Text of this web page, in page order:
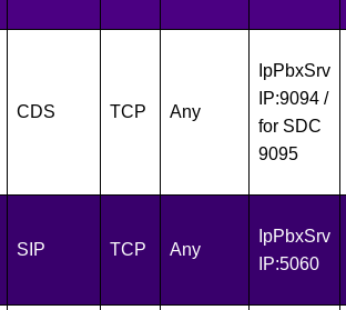
CDS TCP Any
IpPbxSrv
IP:9094 /
for SDC
9095
SIP TCP Any
IpPbxSrv
IP:5060